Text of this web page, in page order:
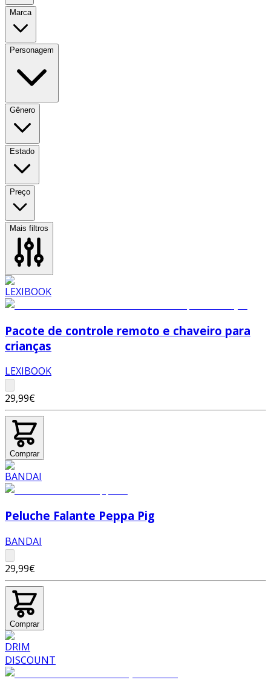
Marca
Personagem
Gênero
Estado
Preço
Mais filtros
Pacote de controle remoto e chaveiro para
crianças
LEXIBOOK
29,99€
Comprar
Peluche Falante Peppa Pig
BANDAI
29,99€
Comprar